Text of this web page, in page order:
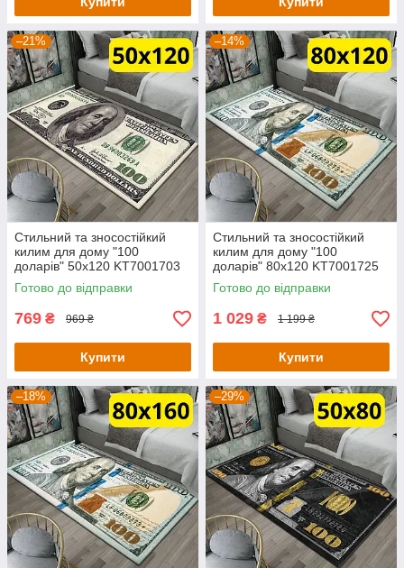
–21%
Стильний та зносостійкий
килим для дому "100
доларів" 50х120 KT7001703
Готово до відправки
769 ₴ 969 ₴
Купити
–14%
Стильний та зносостійкий
килим для дому "100
доларів" 80х120 KT7001725
Готово до відправки
1 029 ₴ 1 199 ₴
Купити
–18% –29%